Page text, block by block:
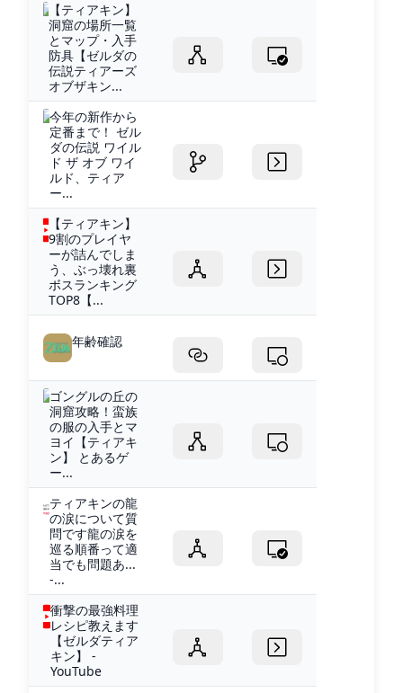
【ティアキン】
洞窟の場所一覧
とマップ・入手
防具【ゼルダの
伝説ティアーズ
オブザキン...
今年の新作から
定番まで！ ゼル
ダの伝説 ワイル
ド ザ オブ ワイ
ルド、ティア
ー...
【ティアキン】
9割のプレイヤ
ーが詰んでしま
う、ぶっ壊れ裏
ボスランキング
TOP8【...
年齢確認
ゴングルの丘の
洞窟攻略！蛮族
の服の入手とマ
ヨイ【ティアキ
ン】 とあるゲ
ー...
ティアキンの龍
の涙について質
問です龍の涙を
巡る順番って適
当でも問題あ...
-...
衝撃の最強料理
レシピ教えます
【ゼルダティア
キン】 -
YouTube